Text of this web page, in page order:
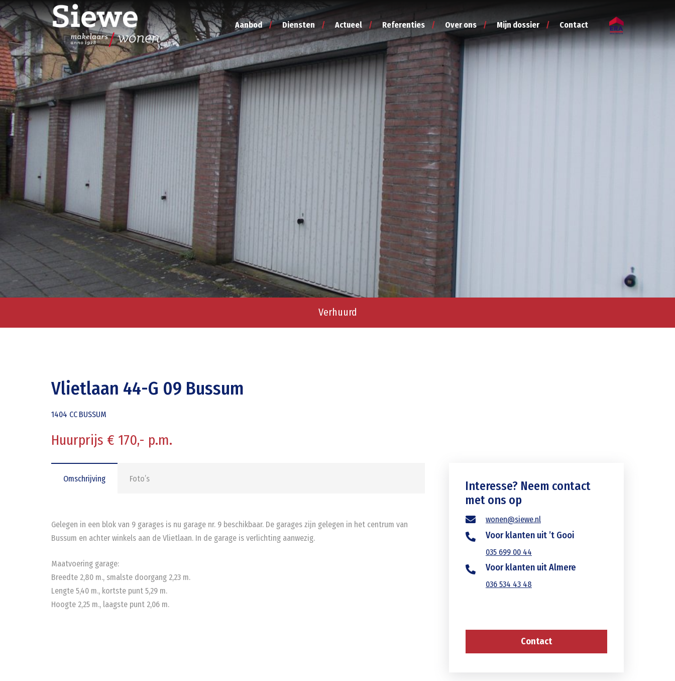
Aanbod Diensten Actueel Referenties Over ons Mijn dossier Contact
Verhuurd
Vlietlaan 44-G 09 Bussum
1404 CC BUSSUM
Huurprijs € 170,- p.m.
Omschrijving Foto’s
Gelegen in een blok van 9 garages is nu garage nr. 9 beschikbaar. De garages zijn gelegen in het centrum van
Bussum en achter winkels aan de Vlietlaan. In de garage is verlichting aanwezig.
Maatvoering garage:
Breedte 2,80 m., smalste doorgang 2,23 m.
Lengte 5,40 m., kortste punt 5,29 m.
Hoogte 2,25 m., laagste punt 2,06 m.
Interesse? Neem contact
met ons op
wonen@siewe.nl
Voor klanten uit ’t Gooi
035 699 00 44
Voor klanten uit Almere
036 534 43 48
Contact